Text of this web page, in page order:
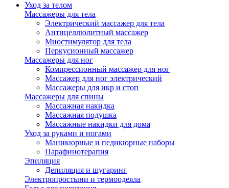
Уход за телом
Массажеры для тела
Электрический массажер для тела
Антицеллюлитный массажер
Миостимулятор для тела
Перкусионный массажер
Массажеры для ног
Компрессионный массажер для ног
Массажер для ног электрический
Массажеры для икр и стоп
Массажеры для спины
Массажная накидка
Массажная подушка
Массажные накидки для дома
Уход за руками и ногами
Маникюрные и педикюрные наборы
Парафинотерапия
Эпиляция
Депиляция и шугаринг
Электропростыни и термоодеяла